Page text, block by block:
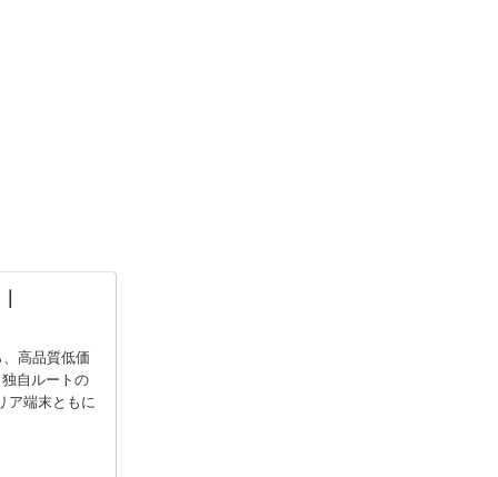
高品質低価
自ルートの
ア端末ともに